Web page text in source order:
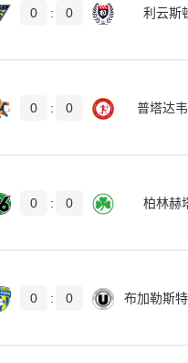
0 : 0 利云斯
0 : 0 普塔达
0 : 0 柏林赫
0 : 0 布加勒斯